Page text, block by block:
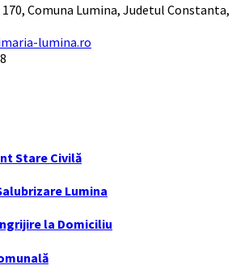
170, Comuna Lumina, Judetul Constanta,
lumina.ro
Stare Civilă
Lumina
la Domiciliu